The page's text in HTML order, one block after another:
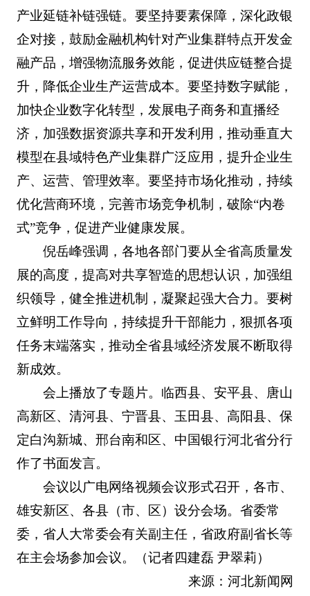
产业延链补链强链。要坚持要素保障，深化政银
企对接，鼓励金融机构针对产业集群特点开发金
融产品，增强物流服务效能，促进供应链整合提
升，降低企业生产运营成本。要坚持数字赋能，
加快企业数字化转型，发展电子商务和直播经
济，加强数据资源共享和开发利用，推动垂直大
模型在县域特色产业集群广泛应用，提升企业生
产、运营、管理效率。要坚持市场化推动，持续
优化营商环境，完善市场竞争机制，破除“内卷
式”竞争，促进产业健康发展。
倪岳峰强调，各地各部门要从全省高质量发
展的高度，提高对共享智造的思想认识，加强组
织领导，健全推进机制，凝聚起强大合力。要树
立鲜明工作导向，持续提升干部能力，狠抓各项
任务末端落实，推动全省县域经济发展不断取得
新成效。
会上播放了专题片。临西县、安平县、唐山
高新区、清河县、宁晋县、玉田县、高阳县、保
定白沟新城、邢台南和区、中国银行河北省分行
作了书面发言。
会议以广电网络视频会议形式召开，各市、
雄安新区、各县（市、区）设分会场。省委常
委，省人大常委会有关副主任，省政府副省长等
在主会场参加会议。（记者四建磊 尹翠莉）
来源：河北新闻网